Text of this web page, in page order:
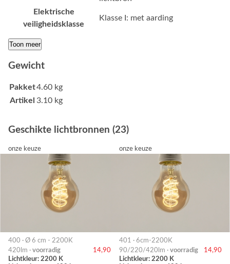
Elektrische
veiligheidsklasse
Klasse I: met aarding
Toon meer
Gewicht
Pakket4.60 kg
Artikel 3.10 kg
Geschikte lichtbronnen (23)
onze keuze
400 · Ø 6 cm - 2200K
420lm · voorradig
14,90
Lichtkleur: 2200 K
onze keuze
401 · 6cm-2200K
90/220/420lm · voorradig
14,90
Lichtkleur: 2200 K